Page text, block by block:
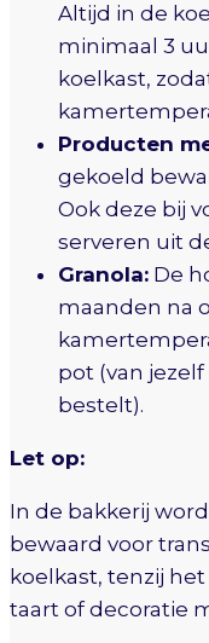
Altijd in de
minimaal 3
koelkast,
Producten
gekoeld
Ook deze bij
serveren uit
Granola: De
maanden na
pot (van
bestelt).
Let op:
In de bakkerij
bewaard voor
koelkast, tenzij
taart of decoratie